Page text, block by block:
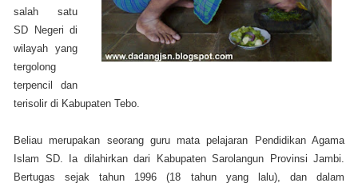
salah satu
SD Negeri di
wilayah yang
tergolong
terpencil dan
terisolir di Kabupaten Tebo.
Beliau merupakan seorang guru mata pelajaran Pendidikan Agama
Islam SD. Ia dilahirkan dari Kabupaten Sarolangun Provinsi Jambi.
Bertugas sejak tahun 1996 (18 tahun yang lalu), dan dalam